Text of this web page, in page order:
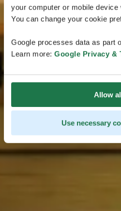
your computer or mobile
You can change your cookie
Google processes data as part
Learn more: Google Privacy &
Allow
Use necessary